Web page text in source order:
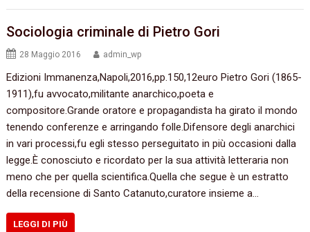
Sociologia criminale di Pietro Gori
28 Maggio 2016 admin_wp
Edizioni Immanenza,Napoli,2016,pp.150,12euro Pietro Gori (1865-
1911),fu avvocato,militante anarchico,poeta e
compositore.Grande oratore e propagandista ha girato il mondo
tenendo conferenze e arringando folle.Difensore degli anarchici
in vari processi,fu egli stesso perseguitato in più occasioni dalla
legge.È conosciuto e ricordato per la sua attività letteraria non
meno che per quella scientifica.Quella che segue è un estratto
della recensione di Santo Catanuto,curatore insieme a…
LEGGI DI PIÙ